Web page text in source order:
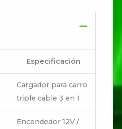
Especificación
Cargador para carro
triple cable 3 en 1
Encendedor 12V /